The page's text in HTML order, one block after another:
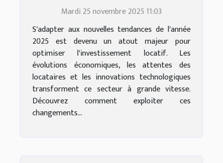
grâce aux tendances de
2025
Mardi 25 novembre 2025 11:03
S'adapter aux nouvelles tendances de l'année
2025 est devenu un atout majeur pour
optimiser l'investissement locatif. Les
évolutions économiques, les attentes des
locataires et les innovations technologiques
transforment ce secteur à grande vitesse.
Découvrez comment exploiter ces
changements...